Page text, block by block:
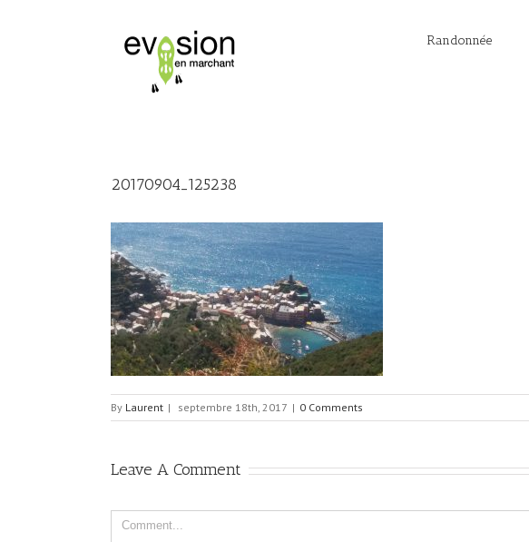
Randonnée
20170904_125238
By Laurent | septembre 18th, 2017 | 0 Comments
Leave A Comment
Comment